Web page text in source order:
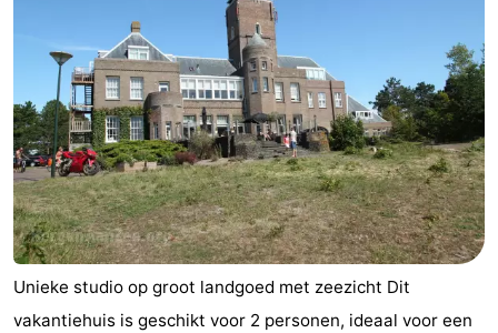
Unieke studio op groot landgoed met zeezicht Dit
vakantiehuis is geschikt voor 2 personen, ideaal voor een